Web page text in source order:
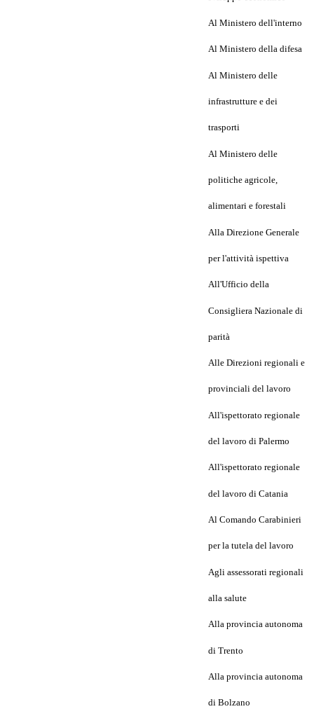
Al Ministero dell'interno
Al Ministero della difesa
Al Ministero delle
infrastrutture e dei
trasporti
Al Ministero delle
politiche agricole,
alimentari e forestali
Alla Direzione Generale
per l'attività ispettiva
All'Ufficio della
Consigliera Nazionale di
parità
Alle Direzioni regionali e
provinciali del lavoro
All'ispettorato regionale
del lavoro di Palermo
All'ispettorato regionale
del lavoro di Catania
Al Comando Carabinieri
per la tutela del lavoro
Agli assessorati regionali
alla salute
Alla provincia autonoma
di Trento
Alla provincia autonoma
di Bolzano